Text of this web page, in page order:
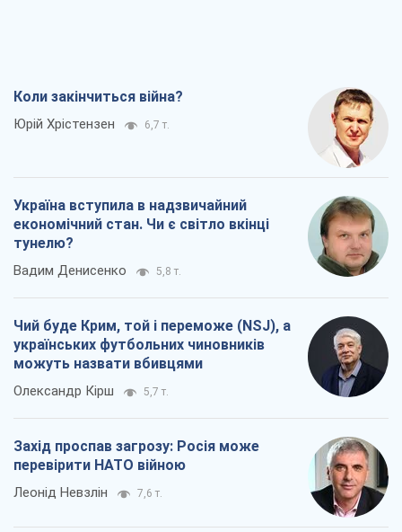
Коли закінчиться війна?
Юрій Хрістензен 6,7 т.
Україна вступила в надзвичайний
економічний стан. Чи є світло вкінці
тунелю?
Вадим Денисенко 5,8 т.
Чий буде Крим, той і переможе (NSJ), а
українських футбольних чиновників
можуть назвати вбивцями
Олександр Кірш 5,7 т.
Захід проспав загрозу: Росія може
перевірити НАТО війною
Леонід Невзлін 7,6 т.